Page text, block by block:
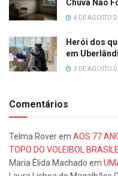
Chuva Não
4 DE AGOSTO
Herói dos
em
3 DE AGOSTO
Comentários
Telma Roverem AOS 77
TOPO DO VOLEIBOL
Maria Élida Machado em